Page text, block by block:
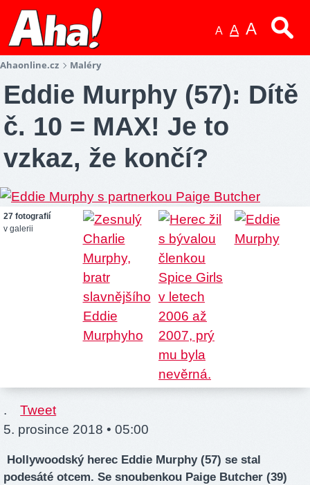
A A A
Ahaonline.cz Maléry
Eddie Murphy (57): Dítě
č. 10 = MAX! Je to
vzkaz, že končí?
27 fotografií
v galerii
.
Tweet
5. prosince 2018 • 05:00
Hollywoodský herec Eddie Murphy (57) se stal
podesáté otcem. Se snoubenkou Paige Butcher (39)